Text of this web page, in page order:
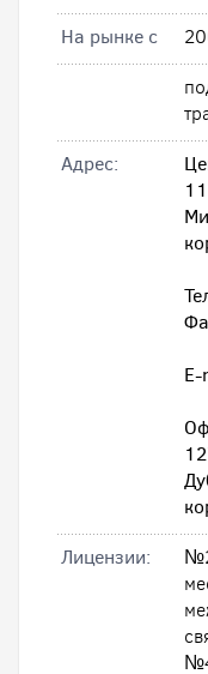
На рынке с
Адрес:
Лицензии: